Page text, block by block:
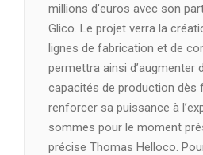
millions d’euros avec son
Glico. Le projet verra la
lignes de fabrication et de
permettra ainsi d’augmenter
capacités de production dès
renforcer sa puissance à
sommes pour le moment
précise Thomas Helloco.